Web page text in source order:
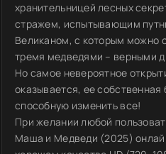
хранительницей лесных
стражем, испытывающим
Великаном, с которым можно
тремя медведями – верными
Но самое невероятное
оказывается, ее собственная
способную изменить все!
При желании любой
Маша и Медведи (2025)